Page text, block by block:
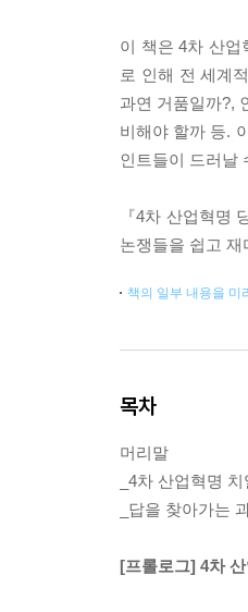
이 책은 4차 산업
로 인해 전 세계
과연 거품일까?,
비해야 할까 등.
인트들이 드러날
『4차 산업혁명
논쟁들을 쉽고
책의 일부 내용을 미
목차
머리말
_4차 산업혁명
_답을 찾아가는
[프롤로그] 4차